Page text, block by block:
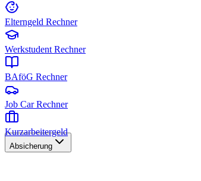
Elterngeld Rechner
Werkstudent Rechner
BAföG Rechner
Job Car Rechner
Kurzarbeitergeld
Absicherung